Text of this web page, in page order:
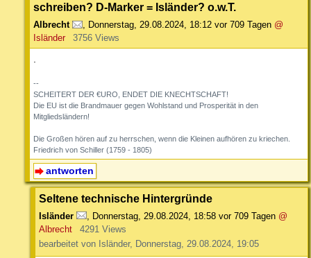
schreiben? D-Marker = Isländer? o.w.T.
Albrecht , Donnerstag, 29.08.2024, 18:12 vor 709 Tagen @
Isländer
3756 Views
--
SCHEITERT DER €URO, ENDET DIE KNECHTSCHAFT!
Die EU ist die Brandmauer gegen Wohlstand und Prosperität in den
Mitgliedsländern!
Die Großen hören auf zu herrschen, wenn die Kleinen aufhören zu kriechen.
Friedrich von Schiller (1759 - 1805)
antworten
Seltene technische Hintergründe
Isländer Donnerstag, 29.08.2024, 18:58 vor 709 Tagen @
Albrecht
4291 Views
bearbeitet von Isländer, Donnerstag, 29.08.2024, 19:05